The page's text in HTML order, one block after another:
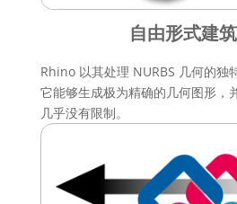
自由形式建
Rhino 以其处理 NURBS 几何的独
它能够生成极为精确的几何图形，
几乎没有限制。